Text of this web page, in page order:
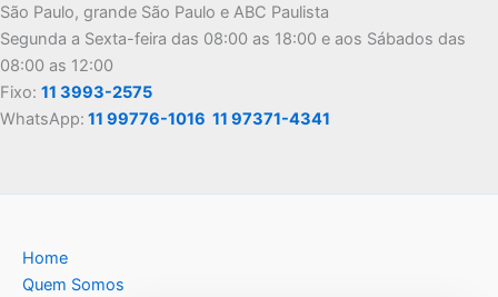
São Paulo, grande São Paulo e ABC Paulista
Segunda a Sexta-feira das 08:00 as 18:00 e aos Sábados das
08:00 as 12:00
Fixo: 11 3993-2575
WhatsApp: 11 99776-1016 11 97371-4341
Home
Quem Somos